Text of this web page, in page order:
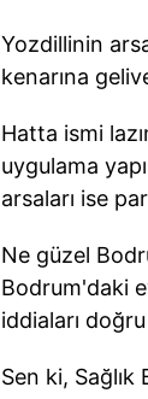
Yozdillinin
kenarına
Hatta ismi
uygulama
arsaları ise
Ne güzel
Bodrum'daki
iddiaları
Sen ki, Sağlık